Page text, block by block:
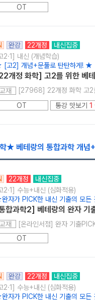
OT
완강 22개정
내신집중
2·1] 내신 (개념학습)
고2] 개념+문풀로 탄탄하게! ★
개정 화학] 고2를 위한 베
교재
OT
통강 맛보기 1
★ 베테랑의 통합과학 개념+
22개정
내신집중
2·1] 수능+내신 (심화적용)
자가 PICK한 내신 기출의 모
합과학2] 베테랑의 완자 기
교재
OT
완강 22개정
내신집중
2·1] 수능+내신 (심화적용)
자가 PICK한 내신 기출의 모